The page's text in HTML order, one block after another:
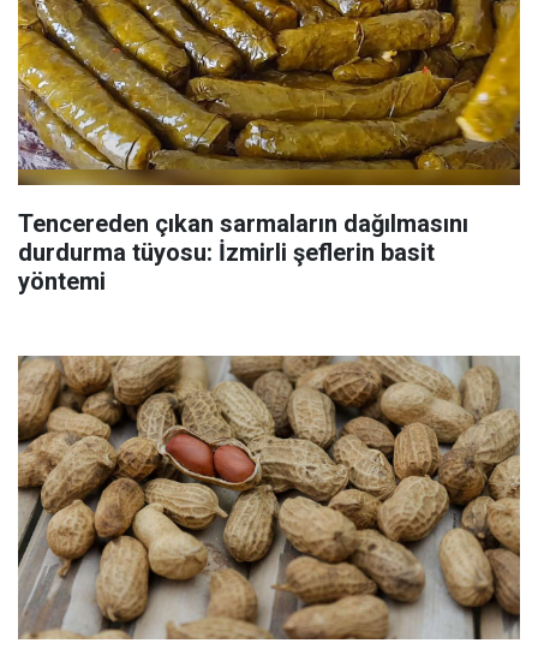
Tencereden çıkan sarmaların dağılmasını
durdurma tüyosu: İzmirli şeflerin basit
yöntemi